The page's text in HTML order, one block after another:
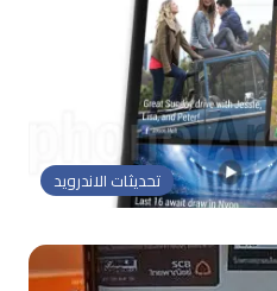
تحديثات الاندرويد